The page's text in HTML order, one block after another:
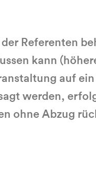
Referenten
kann
auf
werden,
ohne Abzug